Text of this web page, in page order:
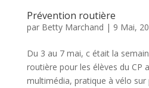
Prévention routière
par Betty Marchand | 9 Mai,
Du 3 au 7 mai, c était la
routière pour les élèves du CP
multimédia, pratique à vélo